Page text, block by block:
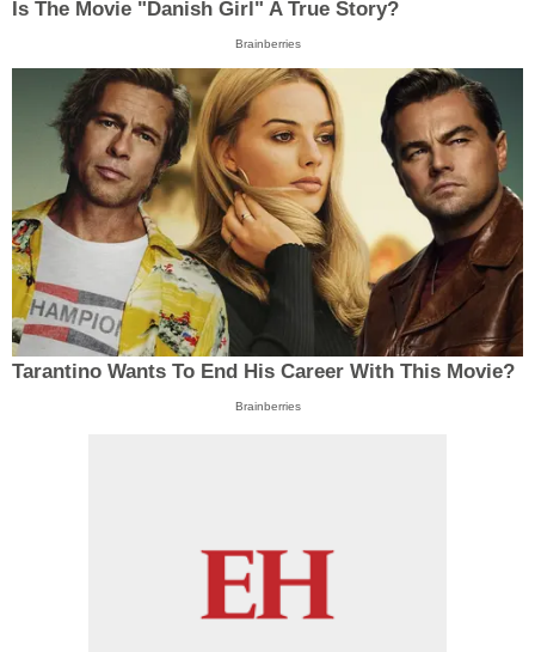
Is The Movie "Danish Girl" A True Story?
Brainberries
Tarantino Wants To End His Career With This Movie?
Brainberries